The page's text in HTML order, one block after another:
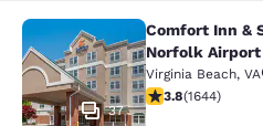
Comfort Inn &
37
Comfort Inn &
Norfolk Airport
Virginia Beach, VA
calificación de
3.8(1644)